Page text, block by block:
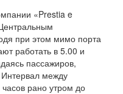
«Prestia e
при этом мимо порта
работать в 5.00 и
пассажиров,
между
рано утром до